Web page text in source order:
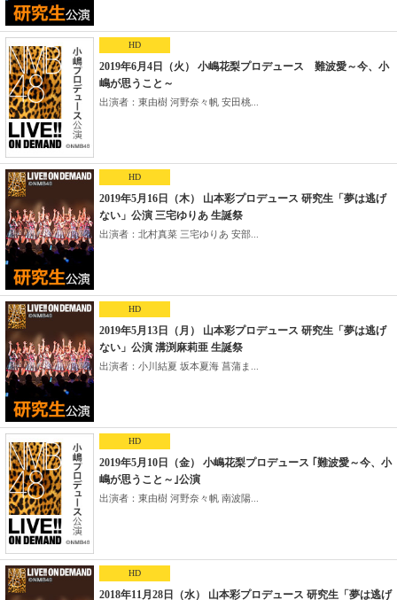
HD
2019年6月4日（火） 小嶋花梨プロデュース 難波愛～今、小
嶋が思うこと～
出演者：東由樹 河野奈々帆 安田桃...
HD
2019年5月16日（木） 山本彩プロデュース 研究生「夢は逃げ
ない」公演 三宅ゆりあ 生誕祭
出演者：北村真菜 三宅ゆりあ 安部...
HD
2019年5月13日（月） 山本彩プロデュース 研究生「夢は逃げ
ない」公演 溝渕麻莉亜 生誕祭
出演者：小川結夏 坂本夏海 菖蒲ま...
HD
2019年5月10日（金） 小嶋花梨プロデュース ｢難波愛～今、小
嶋が思うこと～｣公演
出演者：東由樹 河野奈々帆 南波陽...
HD
2018年11月28日（水） 山本彩プロデュース 研究生「夢は逃げ